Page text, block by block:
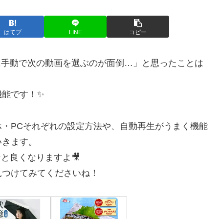
はてブ LINE コピー
動で次の動画を選ぶのが面倒…」と思ったことは
です！✨
PCそれぞれの設定方法や、自動再生がうまく機能
ます。
良くなりますよ🎥
けてみてくださいね！